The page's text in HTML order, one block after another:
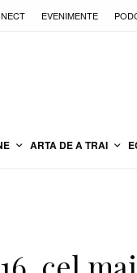
EVENIMENTE
ARTA DE A TRAI